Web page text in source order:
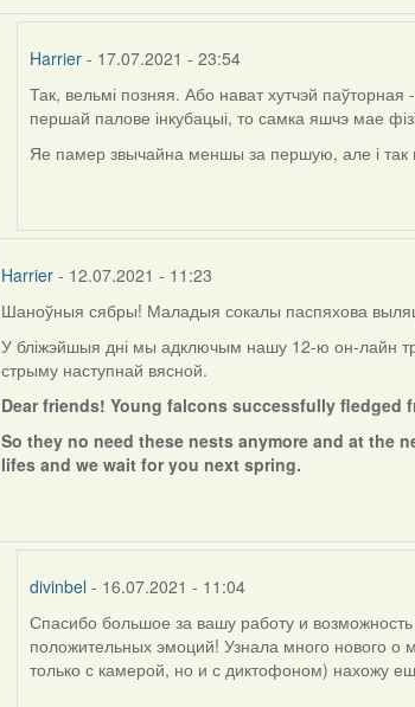
Harrier- 17.07.2021 - 23:54
In
reply
to
Так, вельмі позняя. Або нават хутчэй паўторная
першай палове інкубацыі, то самка яшчэ мае
Яе памер звычайна меншы за першую, але і так
Harrier - 12.07.2021 - 11:23
Шаноўныя сябры! Маладыя сокалы паспяхова
У бліжэйшыя дні мы адключым нашу 12-ю он-лайн
стрыму наступнай вясной.
Dear friends! Young falcons successfully fledged
So they no need these nests anymore and at the
lifes and we wait for you next spring.
divinbel - 16.07.2021 - 11:04
In
reply
to
Спасибо большое за вашу работу и
положительных эмоций! Узнала много нового о
только с камерой, но и с диктофоном) нахожу